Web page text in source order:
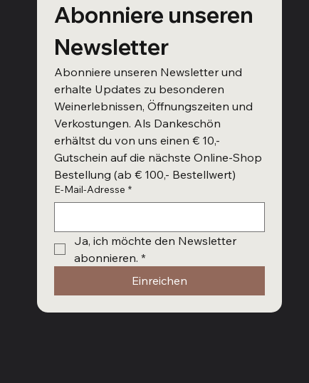
Abonniere unseren
Newsletter
Abonniere unseren Newsletter und
erhalte Updates zu besonderen
Weinerlebnissen, Öffnungszeiten und
Verkostungen. Als Dankeschön
erhältst du von uns einen € 10,-
Gutschein auf die nächste Online-Shop
Bestellung (ab € 100,- Bestellwert)
E-Mail-Adresse *
Ja, ich möchte den Newsletter
abonnieren. *
Einreichen